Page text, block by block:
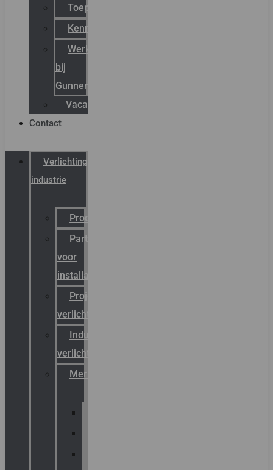
Toepassingen
Kenniscentrum
Werken
bij
Gunneman
Vacatures
Contact
Verlichting
industrie
Productcatalogus
Partner
voor
installateurs
Projectreferenties
verlichting
Industriële
verlichting
Merken